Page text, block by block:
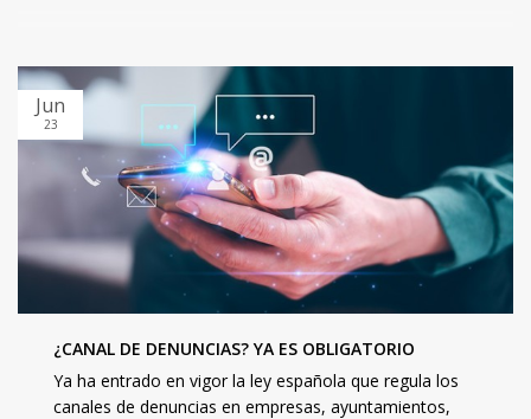
Jun
23
¿CANAL DE DENUNCIAS? YA ES OBLIGATORIO
Ya ha entrado en vigor la ley española que regula los
canales de denuncias en empresas, ayuntamientos,